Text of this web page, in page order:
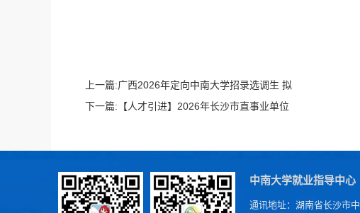
上一篇:广西2026年定向中南大学招录选调生 拟
录用人选公示
下一篇: 【人才引进】2026年长沙市直事业单位
中南大学就业指导中心
通讯地址：湖南省长沙市中